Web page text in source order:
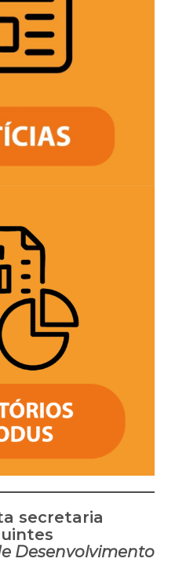
secretaria
Desenvolvimento